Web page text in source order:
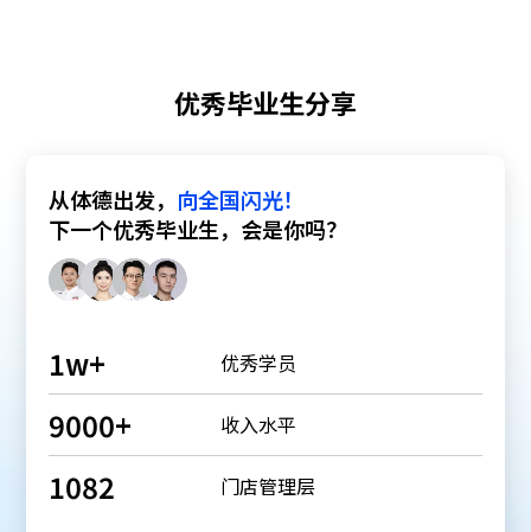
优秀毕业生分享
从体德出发， 向全国闪光！
下一个优秀毕业生，会是你吗？
1w+ 优秀学员
9000+ 收入水平
1082 门店管理层